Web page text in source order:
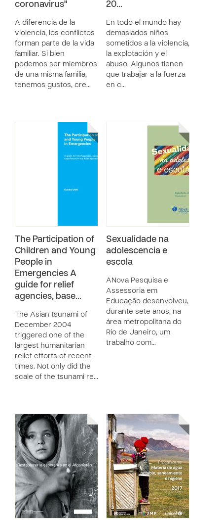
coronavirus"
A diferencia de la
violencia, los conflictos
forman parte de la vida
familiar. Si bien
podemos ser miembros
de una misma familia,
tenemos gustos, cre…
20…
En todo el mundo hay
demasiados niños
sometidos a la violencia,
la explotación y el
abuso. Algunos tienen
que trabajar a la fuerza
en c…
The Participation of
Children and Young
People in
Emergencies A
guide for relief
agencies, base…
The Asian tsunami of
December 2004
triggered one of the
largest humanitarian
relief efforts of recent
times. Not only did the
scale of the tsunami re…
Sexualidade na
adolescencia e
escola
ANova Pesquisa e
Assessoria em
Educação desenvolveu,
durante sete anos, na
área metropolitana do
Rio de Janeiro, um
trabalho com…